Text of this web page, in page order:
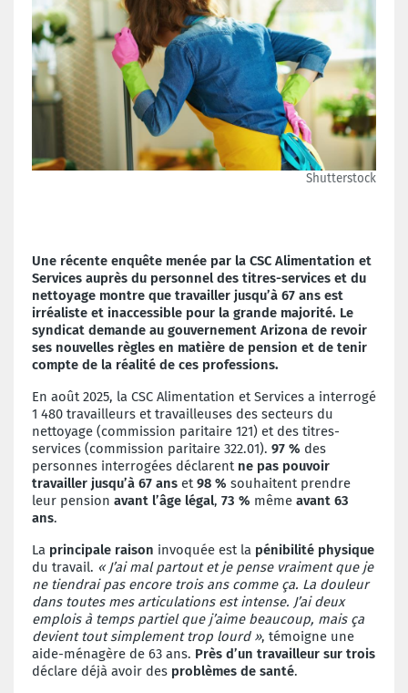
Shutterstock
Une récente enquête menée par la CSC Alimentation et
Services auprès du personnel des titres-services et du
nettoyage montre que travailler jusqu’à 67 ans est
irréaliste et inaccessible pour la grande majorité. Le
syndicat demande au gouvernement Arizona de revoir
ses nouvelles règles en matière de pension et de tenir
compte de la réalité de ces professions.
En août 2025, la CSC Alimentation et Services a interrogé
1 480 travailleurs et travailleuses des secteurs du
nettoyage (commission paritaire 121) et des titres-
services (commission paritaire 322.01). 97 % des
personnes interrogées déclarent ne pas pouvoir
travailler jusqu’à 67 ans et 98 % souhaitent prendre
leur pension avant l’âge légal, 73 % même avant 63
ans.
La principale raison invoquée est la pénibilité physique
du travail. « J’ai mal partout et je pense vraiment que je
ne tiendrai pas encore trois ans comme ça. La douleur
dans toutes mes articulations est intense. J’ai deux
emplois à temps partiel que j’aime beaucoup, mais ça
devient tout simplement trop lourd », témoigne une
aide-ménagère de 63 ans. Près d’un travailleur sur trois
déclare déjà avoir des problèmes de santé.